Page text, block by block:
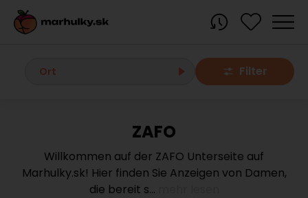
Ort
Alle Orte
Bratislava region
Filter
ZAFO
Willkommen auf der ZAFO Unterseite auf
Marhulky.sk! Hier finden Sie Anzeigen von Damen,
die bereit s...